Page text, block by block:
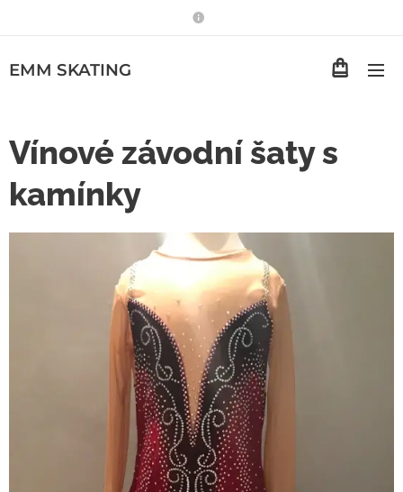
EMM SKATING
Vínové závodní šaty s
kamínky